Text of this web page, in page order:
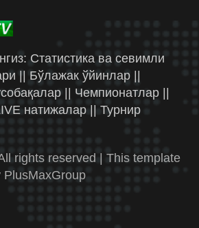
Статистика ва севимли
|| Бўлажак ўйинлар ||
|| Чемпионатлар ||
натижалар || Турнир
rights reserved | This template
PlusMaxGroup